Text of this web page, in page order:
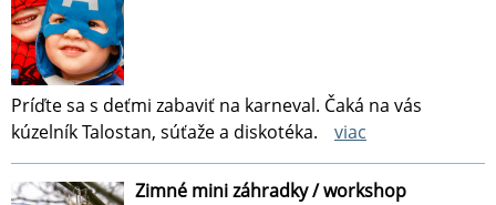
Príďte sa s deťmi zabaviť na karneval. Čaká na vás
kúzelník Talostan, súťaže a diskotéka.
viac
Zimné mini záhradky / workshop